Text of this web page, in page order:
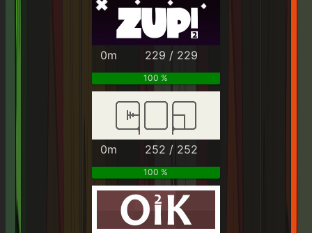
0m 229 / 229
100 %
0m 252 / 252
100 %